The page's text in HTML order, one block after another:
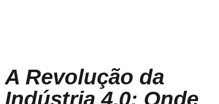
A Revolução da
Indústria 4.0: Onde